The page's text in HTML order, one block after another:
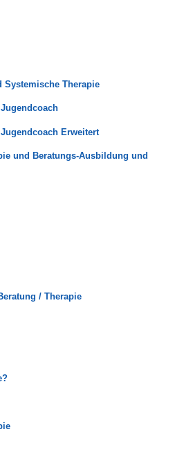
Systemische Therapie
Erweitert
und Beratungs-Ausbildung und
/ Therapie